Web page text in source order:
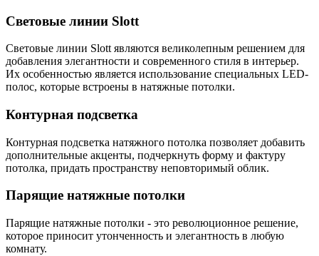
Световые линии Slott
Световые линии Slott являются великолепным решением для
добавления элегантности и современного стиля в интерьер.
Их особенностью является использование специальных LED-
полос, которые встроены в натяжные потолки.
Контурная подсветка
Контурная подсветка натяжного потолка позволяет добавить
дополнительные акценты, подчеркнуть форму и фактуру
потолка, придать пространству неповторимый облик.
Парящие натяжные потолки
Парящие натяжные потолки - это революционное решение,
которое приносит утонченность и элегантность в любую
комнату.